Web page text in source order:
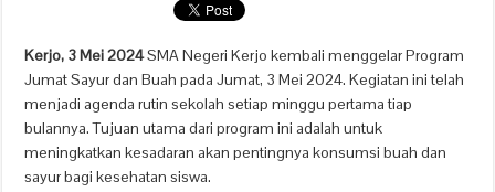
Kerjo, 3 Mei 2024SMA Negeri Kerjo kembali menggelar Program
Jumat Sayur dan Buah pada Jumat, 3 Mei 2024. Kegiatan ini telah
menjadi agenda rutin sekolah setiap minggu pertama tiap
bulannya. Tujuan utama dari program ini adalah untuk
meningkatkan kesadaran akan pentingnya konsumsi buah dan
sayur bagi kesehatan siswa.